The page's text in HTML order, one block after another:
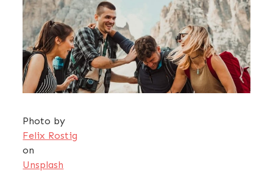
Photo by
Felix Rostig
on
Unsplash